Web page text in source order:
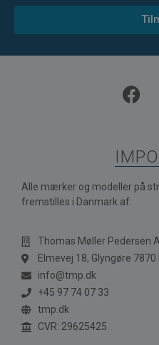
Alle mærker og modeller på
fremstilles i Danmark af:
Thomas Møller Pedersen
Elmevej 18, Glyngøre 7870
info@tmp.dk
+45 97 74 07 33
tmp.dk
CVR: 29625425